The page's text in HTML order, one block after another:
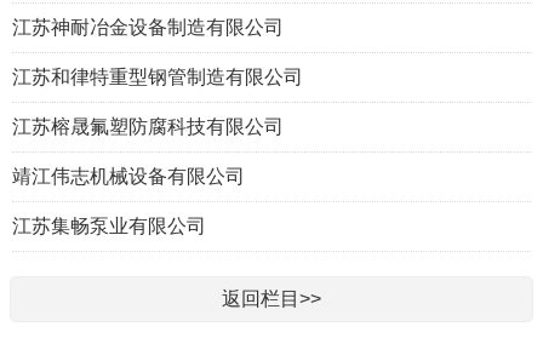
江苏神耐冶金设备制造有限公司
江苏和律特重型钢管制造有限公司
江苏榕晟氟塑防腐科技有限公司
靖江伟志机械设备有限公司
江苏集畅泵业有限公司
返回栏目>>